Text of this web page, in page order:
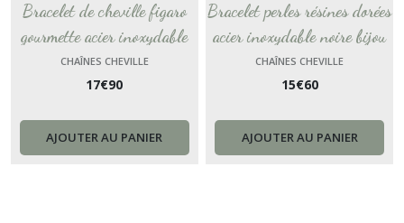
Bracelet de cheville figaro
gourmette acier inoxydable
chaîne, bijou de pied plage
chaîne cheville urbain cadeau
CHAÎNES CHEVILLE
17€90
AJOUTER AU PANIER
Bracelet perles résines dorées
acier inoxydable noire bijou
de pied plage, chaîne cheville
bohème cadeau pour femme
CHAÎNES CHEVILLE
15€60
AJOUTER AU PANIER